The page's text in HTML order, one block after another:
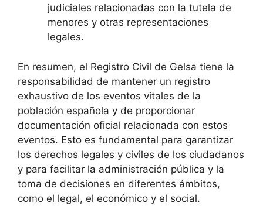
judiciales relacionadas con la tutela de
menores y otras representaciones
legales.
En resumen, el Registro Civil de Gelsa tiene la
responsabilidad de mantener un registro
exhaustivo de los eventos vitales de la
población española y de proporcionar
documentación oficial relacionada con estos
eventos. Esto es fundamental para garantizar
los derechos legales y civiles de los ciudadanos
y para facilitar la administración pública y la
toma de decisiones en diferentes ámbitos,
como el legal, el económico y el social.